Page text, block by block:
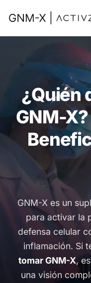
¿Quién
GNM-
GNM-X es un
para activar la
defensa celular
inflamación. Si
tomar GNM-X,
una visión